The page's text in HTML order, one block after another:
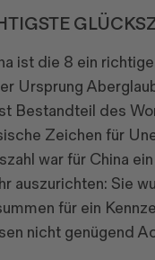
ist die 8 ein
Ursprung
Bestandteil des
Zeichen für
war für China
auszurichten: Sie
für ein
nicht genügend